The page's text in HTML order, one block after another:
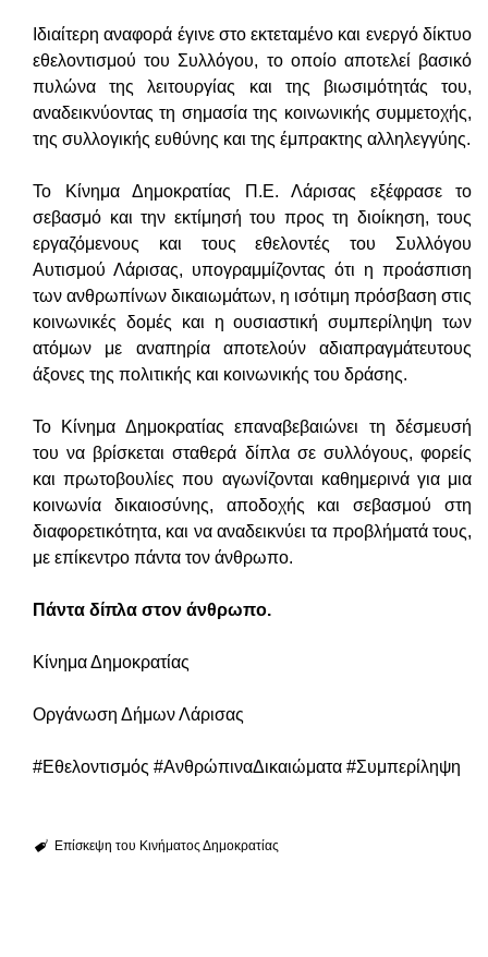
Ιδιαίτερη αναφορά έγινε στο εκτεταμένο και ενεργό δίκτυο
εθελοντισμού του Συλλόγου, το οποίο αποτελεί βασικό
πυλώνα της λειτουργίας και της βιωσιμότητάς του,
αναδεικνύοντας τη σημασία της κοινωνικής συμμετοχής,
της συλλογικής ευθύνης και της έμπρακτης αλληλεγγύης.
Το Κίνημα Δημοκρατίας Π.Ε. Λάρισας εξέφρασε το
σεβασμό και την εκτίμησή του προς τη διοίκηση, τους
εργαζόμενους και τους εθελοντές του Συλλόγου
Αυτισμού Λάρισας, υπογραμμίζοντας ότι η προάσπιση
των ανθρωπίνων δικαιωμάτων, η ισότιμη πρόσβαση στις
κοινωνικές δομές και η ουσιαστική συμπερίληψη των
ατόμων με αναπηρία αποτελούν αδιαπραγμάτευτους
άξονες της πολιτικής και κοινωνικής του δράσης.
Το Κίνημα Δημοκρατίας επαναβεβαιώνει τη δέσμευσή
του να βρίσκεται σταθερά δίπλα σε συλλόγους, φορείς
και πρωτοβουλίες που αγωνίζονται καθημερινά για μια
κοινωνία δικαιοσύνης, αποδοχής και σεβασμού στη
διαφορετικότητα, και να αναδεικνύει τα προβλήματά τους,
με επίκεντρο πάντα τον άνθρωπο.
Πάντα δίπλα στον άνθρωπο.
Κίνημα Δημοκρατίας
Οργάνωση Δήμων Λάρισας
#Εθελοντισμός #ΑνθρώπιναΔικαιώματα #Συμπερίληψη
Επίσκεψη του Κινήματος Δημοκρατίας